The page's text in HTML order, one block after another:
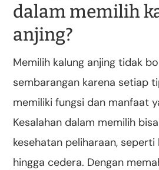
dalam memilih
anjing?
Memilih kalung anjing tidak
sembarangan karena setiap
memiliki fungsi dan manfaat
Kesalahan dalam memilih
kesehatan peliharaan,
hingga cedera. Dengan